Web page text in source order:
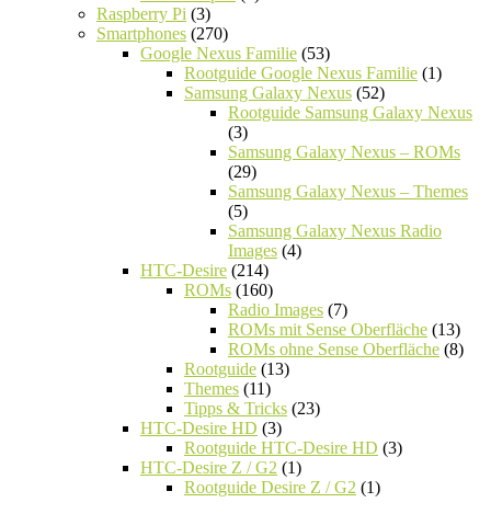
Raspberry Pi (3)
Smartphones (270)
Google Nexus Familie (53)
Rootguide Google Nexus Familie (1)
Samsung Galaxy Nexus (52)
Rootguide Samsung Galaxy Nexus
(3)
Samsung Galaxy Nexus – ROMs
(29)
Samsung Galaxy Nexus – Themes
(5)
Samsung Galaxy Nexus Radio
Images (4)
HTC-Desire (214)
ROMs (160)
Radio Images (7)
ROMs mit Sense Oberfläche (13)
ROMs ohne Sense Oberfläche (8)
Rootguide (13)
Themes (11)
Tipps & Tricks (23)
HTC-Desire HD (3)
Rootguide HTC-Desire HD (3)
HTC-Desire Z / G2 (1)
Rootguide Desire Z / G2 (1)